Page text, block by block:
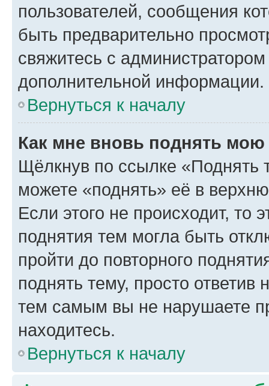
пользователей, сообщения
быть предварительно
свяжитесь с
дополнительной информации.
Вернуться к началу
Как мне вновь поднять мою
Щёлкнув по ссылке «Поднять
можете «поднять» её в
Если этого не происходит, то
поднятия тем могла быть
пройти до повторного
поднять тему, просто ответив
тем самым вы не нарушаете
находитесь.
Вернуться к началу